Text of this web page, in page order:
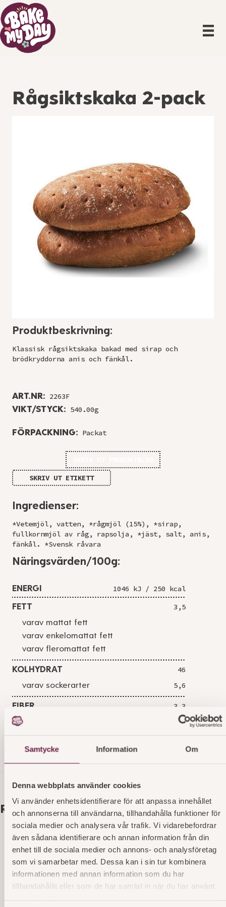
Samtycke Information Om
Denna webbplats använder cookies
Vi använder enhetsidentifierare för att anpassa innehållet
och annonserna till användarna, tillhandahålla funktioner för
sociala medier och analysera vår trafik. Vi vidarebefordrar
även sådana identifierare och annan information från din
enhet till de sociala medier och annons- och analysföretag
som vi samarbetar med. Dessa kan i sin tur kombinera
informationen med annan information som du har
tillhandahållit eller som de har samlat in när du har använt
Rågsiktskaka 2-pack
Produktbeskrivning:
Klassisk rågsiktskaka bakad med sirap och
brödkryddorna anis och fänkål.
ART.NR: 2263F
VIKT/STYCK: 540.00g
FÖRPACKNING: Packat
SKRIV UT ETIKETT
Ingredienser:
*Vetemjöl, vatten, *rågmjöl (15%), *sirap,
fullkornmjöl av råg, rapsolja, *jäst, salt, anis,
fänkål. *Svensk råvara
Näringsvärden/100g:
ENERGI
1046 kJ / 250 kcal
FETT
3,5
varav mattat fett
varav enkelomattat fett
varav fleromattat fett
KOLHYDRAT
46
varav sockerarter
5,6
FIBER
3,3
PROTEIN
7,7
Relaterade produkter
Lyx White Ladybakelse OP
chokladmousse – en dröm för alla chokladälskare.